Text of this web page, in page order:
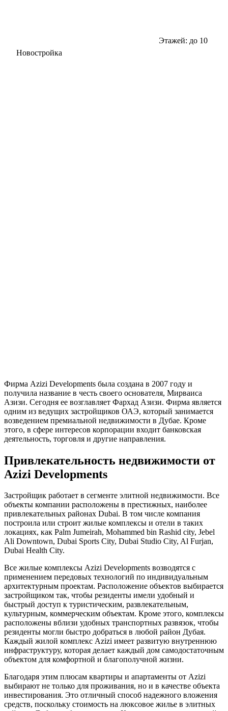
Этажей: до 10
Новостройка
Фирма Azizi Developments была создана в 2007 году и
получила название в честь своего основателя, Мирваиса
Азизи. Сегодня ее возглавляет Фархад Азизи. Фирма является
одним из ведущих застройщиков ОАЭ, который занимается
возведением премиальной недвижимости в Дубае. Кроме
этого, в сфере интересов корпорации входит банковская
деятельность, торговля и другие направления.
Привлекательность недвижимости от
Azizi Developments
Застройщик работает в сегменте элитной недвижимости. Все
объекты компании расположены в престижных, наиболее
привлекательных районах Dubai. В том числе компания
построила или строит жилые комплексы и отели в таких
локациях, как Palm Jumeirah, Mohammed bin Rashid city, Jebel
Ali Downtown, Dubai Sports City, Dubai Studio City, Al Furjan,
Dubai Health City.
Все жилые комплексы Azizi Developments возводятся с
применением передовых технологий по индивидуальным
архитектурным проектам. Расположение объектов выбирается
застройщиком так, чтобы резиденты имели удобный и
быстрый доступ к туристическим, развлекательным,
культурным, коммерческим объектам. Кроме этого, комплексы
расположены вблизи удобных транспортных развязок, чтобы
резиденты могли быстро добраться в любой район Дубая.
Каждый жилой комплекс Azizi имеет развитую внутреннюю
инфраструктуру, которая делает каждый дом самодостаточным
объектом для комфортной и благополучной жизни.
Благодаря этим плюсам квартиры и апартаменты от Azizi
выбирают не только для проживания, но и в качестве объекта
инвестирования. Это отличный способ надежного вложения
средств, поскольку стоимость на люксовое жилье в элитных